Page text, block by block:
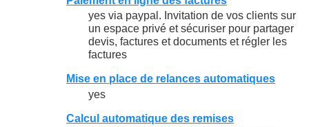
yes via paypal. Invitation de vos clients sur
un espace privé et sécuriser pour partager
devis, factures et documents et régler les
factures
Mise en place de relances automatiques
yes
Calcul automatique des remises